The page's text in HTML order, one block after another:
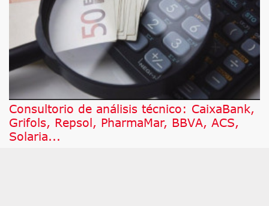
Consultorio de análisis técnico: CaixaBank,
Grifols, Repsol, PharmaMar, BBVA, ACS,
Solaria...